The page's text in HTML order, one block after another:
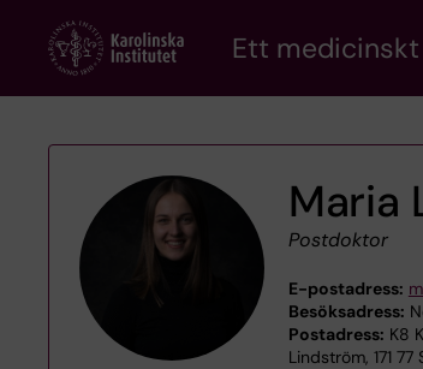
content
Ett
Maria
Postdoktor
E-postadress:
Besöksadress:
Postadress: K8
Lindström, 171